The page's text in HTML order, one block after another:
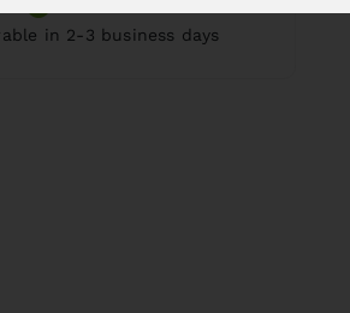
in 2-3 business days